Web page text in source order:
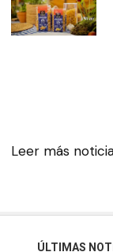
Leer más
ÚLTIMAS